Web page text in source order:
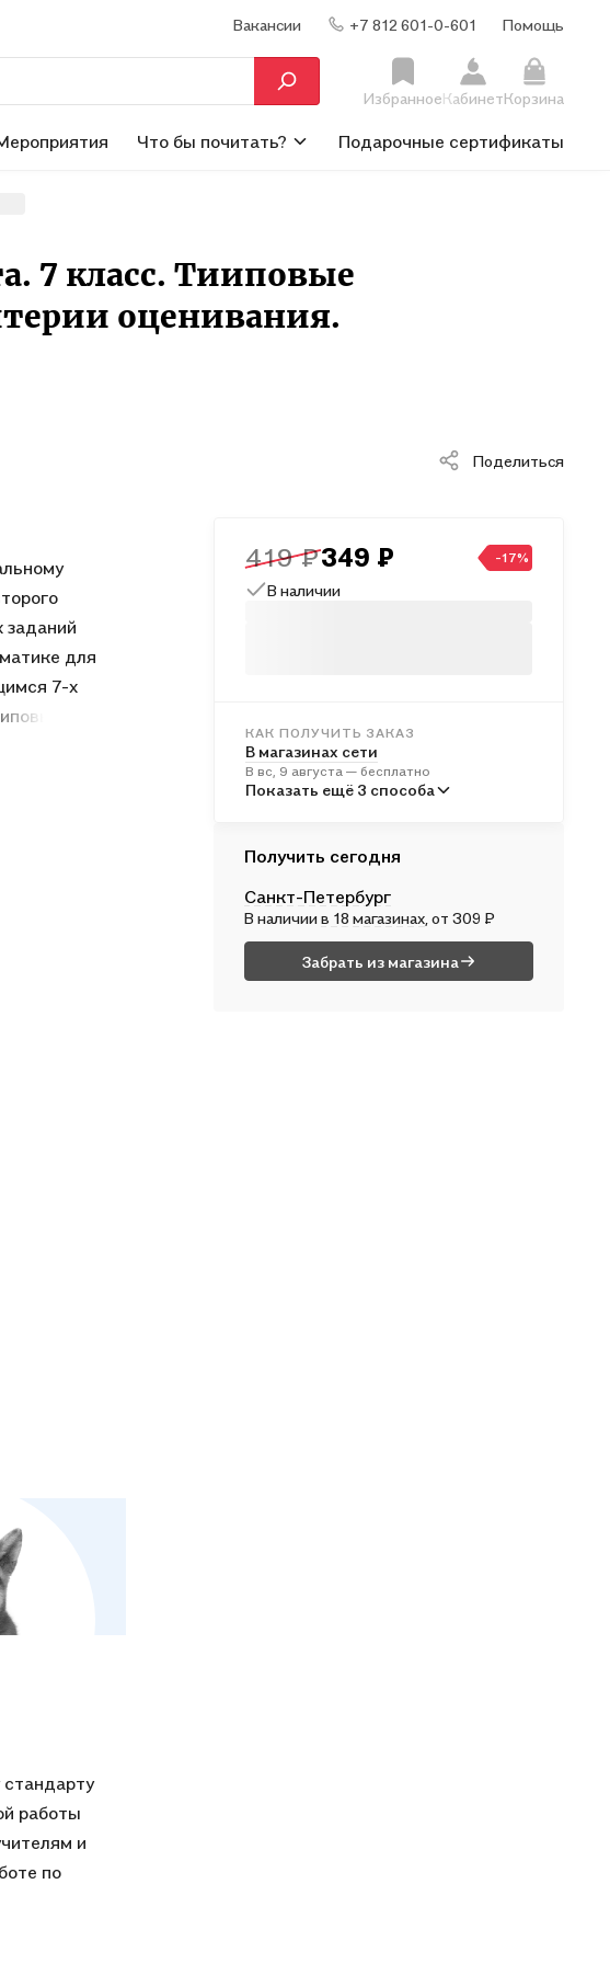
Вакансии +7 812 601-0-601 Помощь
ИзбранноеКабинетКорзина
Что бы почитать? Подарочные сертификаты
7 класс. Тииповые
оценивания.
Поделиться
заданий
для
7-х
419 ₽349 ₽ -17%
В наличии
КАК ПОЛУЧИТЬ ЗАКАЗ
В магазинах сети
В вс, 9 августа — бесплатно
В пунктах выдачи
В пн, 10 августа — от 312 ₽
Почтой России
Во вт, 11 августа — от 499 ₽
Показать ещё 3 способа
Получить сегодня
Санкт-Петербург
В наличиив 18 магазинах , от 309 ₽
Забрать из магазина
работы
и
по